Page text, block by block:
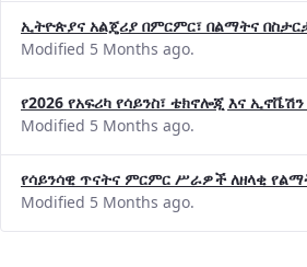
ኢትዮጵያና አልጄሪያ በምርምር፣ በልማትና
Modified 5 Months ago.
የ2026 የአፍሪካ የሳይንስ፣ ቴክኖሎጂ እና
Modified 5 Months ago.
የሳይንሳዊ ጥናትና ምርምር ሥራዎች ለዘላቂ
Modified 5 Months ago.